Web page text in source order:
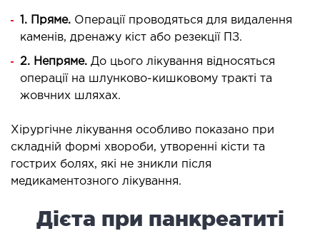
стаціонар
інтенсивної терапії
стаціонар
транспортування у Києві та області
хворих)
судин
1. Пряме. Операції проводяться для видалення
каменів, дренажу кіст або резекції ПЗ.
2. Непряме. До цього лікування відносяться
операції на шлунково-кишковому тракті та
жовчних шляхах.
Хірургічне лікування особливо показано при
складній формі хвороби, утворенні кісти та
гострих болях, які не зникли після
медикаментозного лікування.
Дієта при панкреатиті